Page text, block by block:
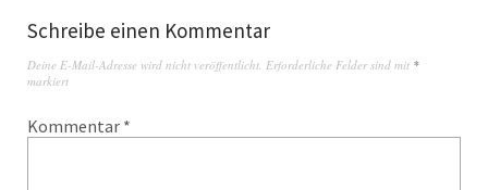
Schreibe einen Kommentar
Deine E-Mail-Adresse wird nicht veröffentlicht. Erforderliche Felder sind mit *
markiert
Kommentar *